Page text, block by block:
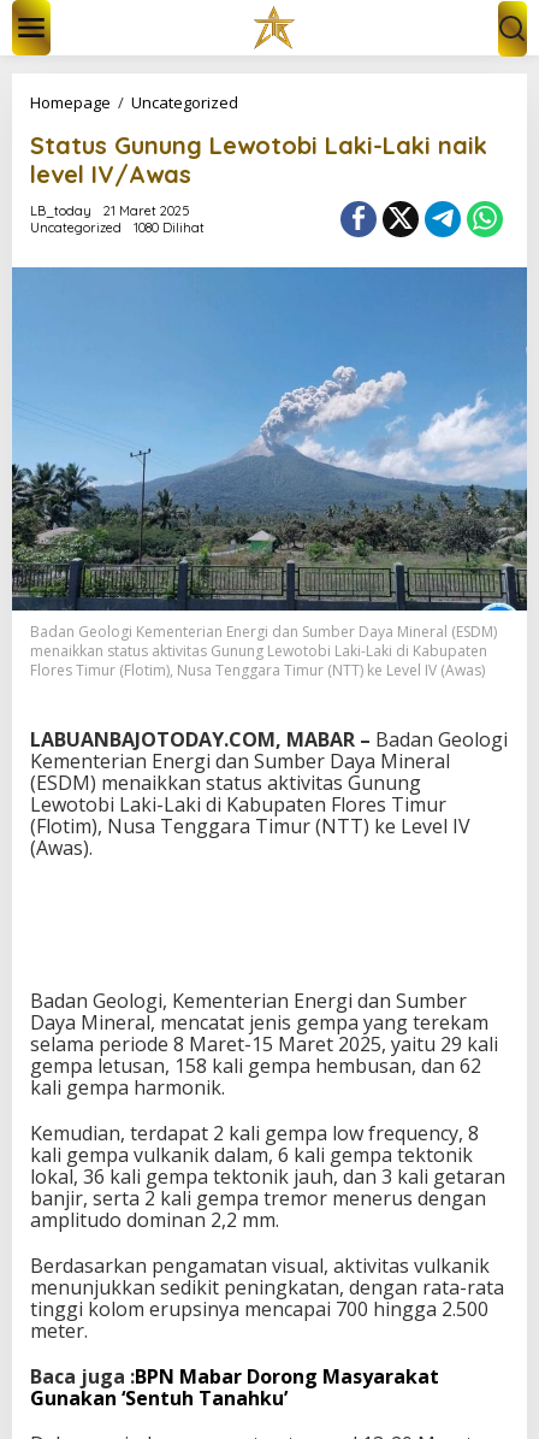
w
Homepage / Uncategorized
a
n
t
i
L
a
k
i
L
a
k
n
a
i
k
l
e
A
w
a
s
Status Gunung Lewotobi Laki-Laki naik
level IV/Awas
LB_today
21 Maret 2025
Uncategorized
1080 Dilihat
Badan Geologi Kementerian Energi dan Sumber Daya Mineral (ESDM)
menaikkan status aktivitas Gunung Lewotobi Laki-Laki di Kabupaten
Flores Timur (Flotim), Nusa Tenggara Timur (NTT) ke Level IV (Awas)
LABUANBAJOTODAY.COM, MABAR – Badan Geologi
Kementerian Energi dan Sumber Daya Mineral
(ESDM) menaikkan status aktivitas Gunung
Lewotobi Laki-Laki di Kabupaten Flores Timur
(Flotim), Nusa Tenggara Timur (NTT) ke Level IV
(Awas).
Badan Geologi, Kementerian Energi dan Sumber
Daya Mineral, mencatat jenis gempa yang terekam
selama periode 8 Maret-15 Maret 2025, yaitu 29 kali
gempa letusan, 158 kali gempa hembusan, dan 62
kali gempa harmonik.
Kemudian, terdapat 2 kali gempa low frequency, 8
kali gempa vulkanik dalam, 6 kali gempa tektonik
lokal, 36 kali gempa tektonik jauh, dan 3 kali getaran
banjir, serta 2 kali gempa tremor menerus dengan
amplitudo dominan 2,2 mm.
Berdasarkan pengamatan visual, aktivitas vulkanik
menunjukkan sedikit peningkatan, dengan rata-rata
tinggi kolom erupsinya mencapai 700 hingga 2.500
meter.
Baca juga :BPN Mabar Dorong Masyarakat
Gunakan ‘Sentuh Tanahku’